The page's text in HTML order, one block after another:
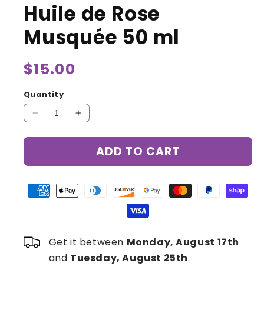
Huile de Rose
Musquée 50 ml
Regular
$15.00
Quantity
Decrease
de
Musquée
Increase
Huile
de
Musquée
ADD TO CART
Get it between Monday, August 17th
and Tuesday, August 25th.